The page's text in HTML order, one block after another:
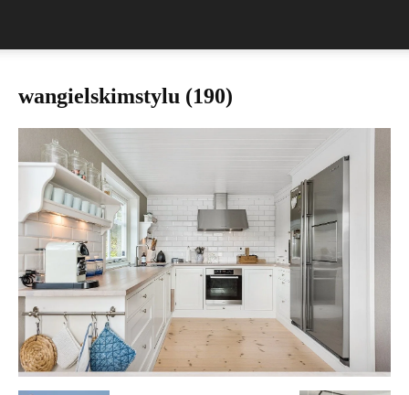
wangielskimstylu (190)